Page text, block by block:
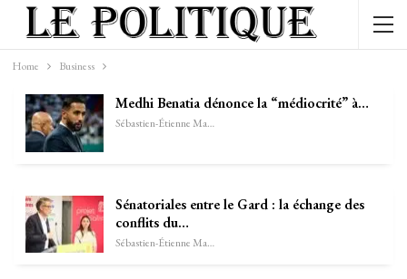
Home Business
Medhi Benatia dénonce la “médiocrité” à…
Sébastien-Étienne Marechal
Sénatoriales entre le Gard : la échange des
conflits du…
Sébastien-Étienne Marechal